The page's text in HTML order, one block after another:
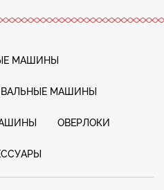
МАШИНЫ
МАШИНЫ
ОВЕРЛОКИ